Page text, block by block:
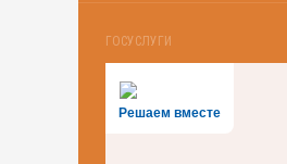
ГОСУСЛУГИ
Решаем вместе